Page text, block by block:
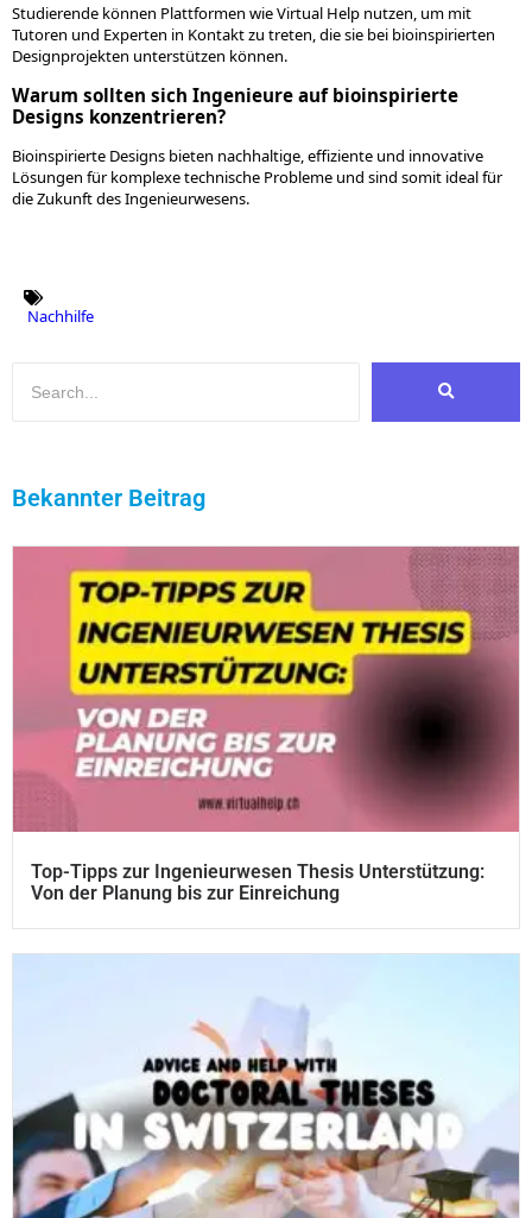
Studierende können Plattformen wie Virtual Help nutzen, um mit
Tutoren und Experten in Kontakt zu treten, die sie bei bioinspirierten
Designprojekten unterstützen können.
Warum sollten sich Ingenieure auf bioinspirierte
Designs konzentrieren?
Bioinspirierte Designs bieten nachhaltige, effiziente und innovative
Lösungen für komplexe technische Probleme und sind somit ideal für
die Zukunft des Ingenieurwesens.
Nachhilfe
Bekannter Beitrag
Top-Tipps zur Ingenieurwesen Thesis Unterstützung:
Von der Planung bis zur Einreichung